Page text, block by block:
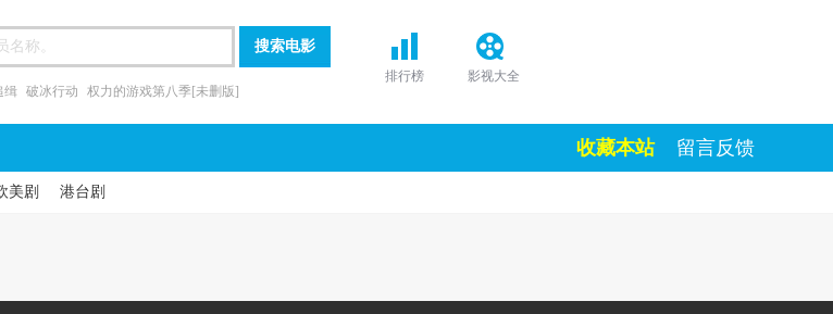
缉 破冰行动 权力的游戏第八季[未删版]
排行榜 影视大全
收藏本站 留言反馈
美剧 港台剧